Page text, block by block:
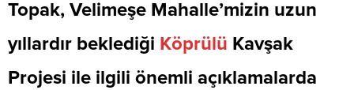
Topak, Velimeşe Mahalle’mizin uzun
yıllardır beklediği Köprülü Kavşak
Projesi ile ilgili önemli açıklamalarda